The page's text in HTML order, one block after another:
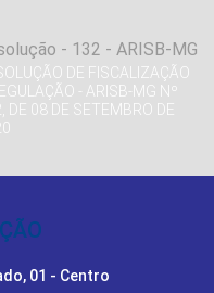
- 132 - ARISB-MG
DE FISCALIZAÇÃO
- ARISB-MG Nº
DE 08 DE SETEMBRO DE
01 - Centro